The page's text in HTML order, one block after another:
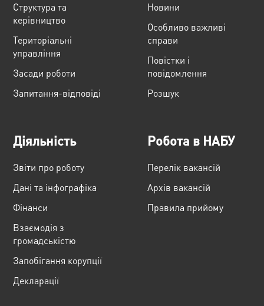
Структура та
керівництво
Територіальні
управління
Засади роботи
Запитання-відповіді
Новини
Особливо важливі
справи
Повістки і
повідомлення
Розшук
Діяльність
Звіти про роботу
Дані та інфографіка
Фінанси
Взаємодія з
громадськістю
Запобігання корупції
Декларації
Робота в НАБУ
Перелік вакансій
Архів вакансій
Правила прийому